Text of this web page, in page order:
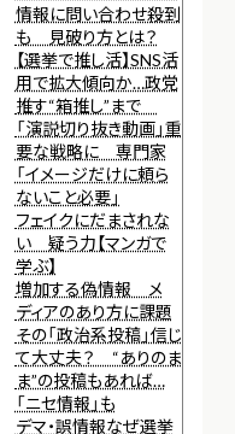
情報に問い合わせ殺到
も 見破り方とは？
【選挙で推し活】SNS活
用で拡大傾向か…政党
推す“箱推し”まで
「演説切り抜き動画」重
要な戦略に 専門家
「イメージだけに頼ら
ないこと必要」
フェイクにだまされな
い 疑う力【マンガで
学ぶ】
増加する偽情報 メ
ディアのあり方に課題
その「政治系投稿」信じ
て大丈夫？ “ありのま
ま”の投稿もあれば…
「ニセ情報」も
デマ・誤情報なぜ選挙